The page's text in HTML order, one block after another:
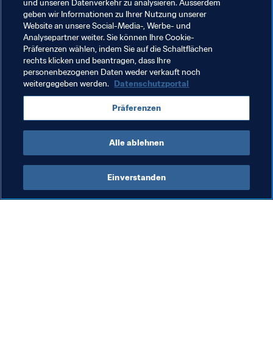
Gastgeber: Frankreich
Südamerika : Brasilien, Chile
Asien : Australien, Japan, Korea Republik , China VR,
Thailand
Verwandte Themen
FIFA Frauen-Weltmeisterschaft Frankreich 2019
und unseren Datenverkehr zu analysieren. Ausserdem
geben wir Informationen zu Ihrer Nutzung unserer
Website an unsere Social-Media-, Werbe- und
Analysepartner weiter. Sie können Ihre Cookie-
Präferenzen wählen, indem Sie auf die Schaltflächen
rechts klicken und beantragen, dass Ihre
personenbezogenen Daten weder verkauft noch
weitergegeben werden. Datenschutzportal
Präferenzen
Alle ablehnen
Einverstanden